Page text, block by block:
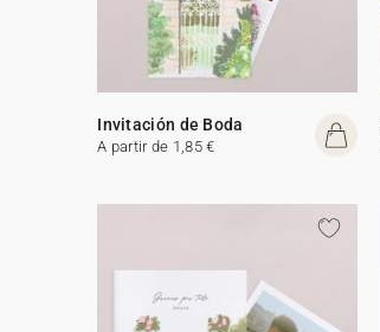
Invitación de Boda
A partir de 1,85 €